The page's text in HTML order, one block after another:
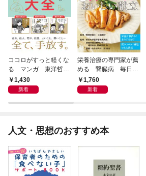
ココロがすっと軽くな
る マンガ 東洋哲学
大全1,430
新着
栄養治療の専門家が薦
める 腎臓病 毎日の
おいしい献立
1,760
新着
人文・思想のおすすめ本